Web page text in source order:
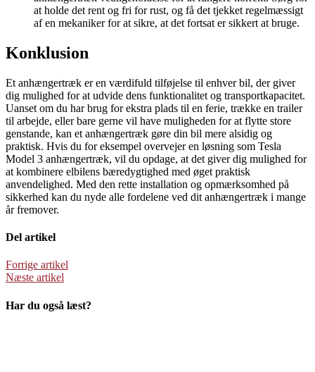
at holde det rent og fri for rust, og få det tjekket regelmæssigt
af en mekaniker for at sikre, at det fortsat er sikkert at bruge.
Konklusion
Et anhængertræk er en værdifuld tilføjelse til enhver bil, der giver
dig mulighed for at udvide dens funktionalitet og transportkapacitet.
Uanset om du har brug for ekstra plads til en ferie, trække en trailer
til arbejde, eller bare gerne vil have muligheden for at flytte store
genstande, kan et anhængertræk gøre din bil mere alsidig og
praktisk. Hvis du for eksempel overvejer en løsning som Tesla
Model 3 anhængertræk, vil du opdage, at det giver dig mulighed for
at kombinere elbilens bæredygtighed med øget praktisk
anvendelighed. Med den rette installation og opmærksomhed på
sikkerhed kan du nyde alle fordelene ved dit anhængertræk i mange
år fremover.
Del artikel
Forrige artikel
Næste artikel
Har du også læst?